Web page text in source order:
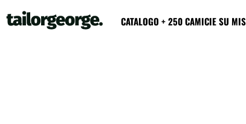
CATALOGO + 250 CAMICIE SU